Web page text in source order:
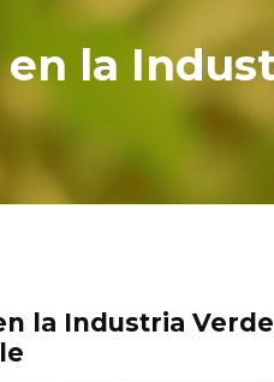
la
la Industria